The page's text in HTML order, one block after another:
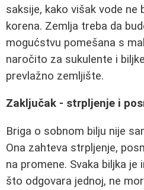
saksije, kako višak vode ne
korena. Zemlja treba da
mogućstvu pomešana s
naročito za sukulente i
prevlažno zemljište.
Zaključak - strpljenje i
Briga o sobnom bilju nije
Ona zahteva strpljenje,
na promene. Svaka biljka je
što odgovara jednoj, ne